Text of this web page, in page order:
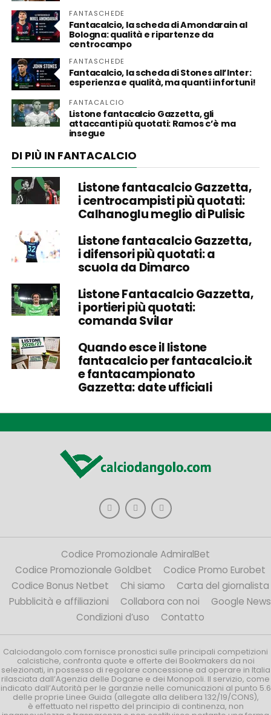
FANTASCHEDE
Fantacalcio, la scheda di Amondarain al
Bologna: qualità e ripartenze da
centrocampo
FANTASCHEDE
Fantacalcio, la scheda di Stones all’Inter:
esperienza e qualità, ma quanti infortuni!
FANTACALCIO
Listone fantacalcio Gazzetta, gli
attaccanti più quotati: Ramos c’è ma
insegue
DI PIÙ IN FANTACALCIO
Listone fantacalcio Gazzetta,
i centrocampisti più quotati:
Calhanoglu meglio di Pulisic
Listone fantacalcio Gazzetta,
i difensori più quotati: a
scuola da Dimarco
Listone Fantacalcio Gazzetta,
i portieri più quotati:
comanda Svilar
Quando esce il listone
fantacalcio per fantacalcio.it
e fantacampionato
Gazzetta: date ufficiali
Codice Promozionale AdmiralBet
Codice Promozionale Goldbet
Codice Promo Eurobet
Codice Bonus Netbet
Chi siamo
Carta del giornalista
Pubblicità e affiliazioni
Collabora con noi
Google News
Condizioni d’uso
Contatto
Calciodangolo.com fornisce pronostici sulle principali competizioni
calcistiche, confronta quote e offerte dei Bookmakers da noi
selezionati, in possesso di regolare concessione ad operare in Italia
rilasciata dall’Agenzia delle Dogane e dei Monopoli. Il servizio, come
indicato dall’Autorità per le garanzie nelle comunicazioni al punto 5.6
delle proprie Linee Guida (allegate alla delibera 132/19/CONS),
è effettuato nel rispetto del principio di continenza, non